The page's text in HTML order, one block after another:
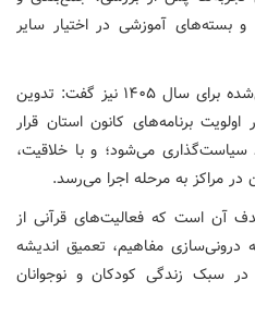
و بسته‌های آموزشی در اختیار سایر
وی با اشاره به برنامه‌های پیش‌بینی‌شده برای سال ۱۴۰۵ نیز گفت: تدوین
برنامه‌های کانون استان قرار
می‌شود؛ و با خلاقیت،
مراکز به مرحله اجرا می‌رسد.
آن است که فعالیت‌های قرآنی از
مفاهیم، تعمیق اندیشه
سبک زندگی کودکان و نوجوانان